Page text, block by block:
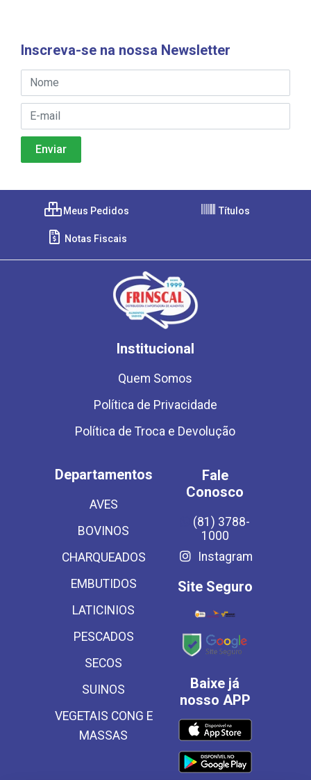
Inscreva-se na nossa Newsletter
Meus Pedidos Títulos
Notas Fiscais
Institucional
Quem Somos
Política de Privacidade
Política de Troca e Devolução
Departamentos
AVES
BOVINOS
CHARQUEADOS
EMBUTIDOS
LATICINIOS
PESCADOS
SECOS
SUINOS
VEGETAIS CONG E
MASSAS
Fale
Conosco
(81) 3788-
1000
Instagram
Site Seguro
Baixe já
nosso APP